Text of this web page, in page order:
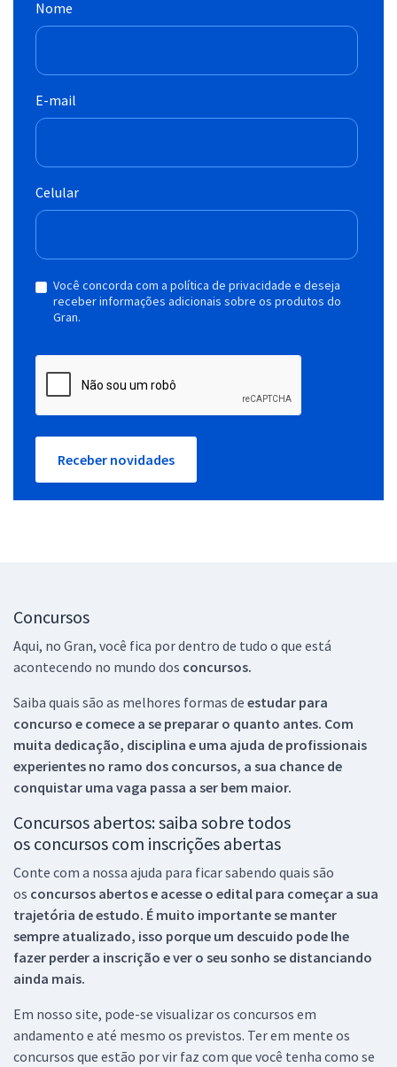
Nome
E-mail
Celular
Você concorda com a política de privacidade e deseja
receber informações adicionais sobre os produtos do
Gran.
Receber novidades
Concursos
Aqui, no Gran, você fica por dentro de tudo o que está
acontecendo no mundo dos concursos.
Saiba quais são as melhores formas de estudar para
concurso e comece a se preparar o quanto antes. Com
muita dedicação, disciplina e uma ajuda de profissionais
experientes no ramo dos concursos, a sua chance de
conquistar uma vaga passa a ser bem maior.
Concursos abertos: saiba sobre todos
os concursos com inscrições abertas
Conte com a nossa ajuda para ficar sabendo quais são
os concursos abertos e acesse o edital para começar a sua
trajetória de estudo. É muito importante se manter
sempre atualizado, isso porque um descuido pode lhe
fazer perder a inscrição e ver o seu sonho se distanciando
ainda mais.
Em nosso site, pode-se visualizar os concursos em
andamento e até mesmo os previstos. Ter em mente os
concursos que estão por vir faz com que você tenha como se